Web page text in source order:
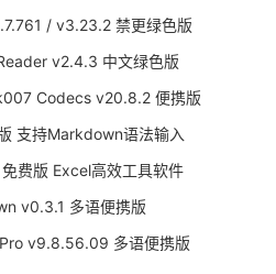
/ v3.23.2 禁更绿色版
v2.4.3 中文绿色版
Codecs v20.8.2 便携版
支持Markdown语法输入
费版 Excel高效工具软件
v0.3.1 多语便携版
v9.8.56.09 多语便携版